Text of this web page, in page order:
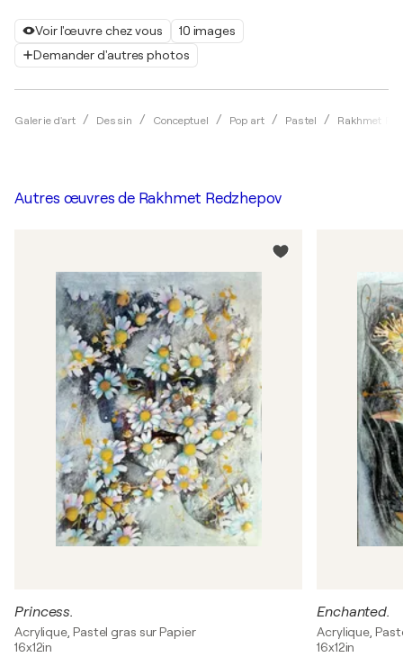
Voir l'œuvre chez vous
10 images
Demander d'autres photos
Galerie d'art Dessin Conceptuel Pop art Pastel Rakhmet
Autres œuvres de Rakhmet Redzhepov
Princess.
Acrylique, Pastel gras sur Papier
16x12in
Enchanted.
Acrylique,
16x12in